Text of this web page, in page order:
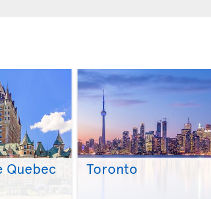
Quebec Toronto